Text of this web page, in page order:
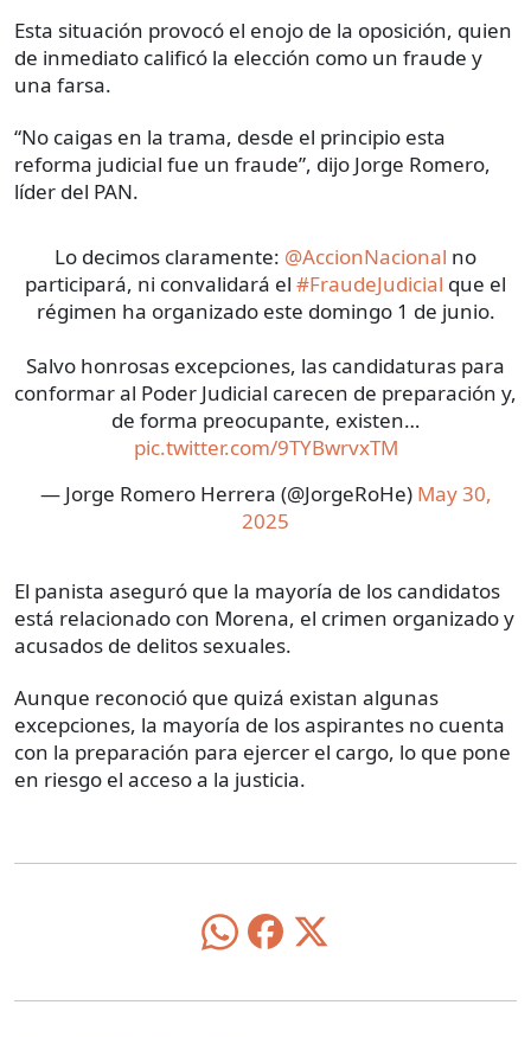
Esta situación provocó el enojo de la oposición, quien
de inmediato calificó la elección como un fraude y
una farsa.
“No caigas en la trama, desde el principio esta
reforma judicial fue un fraude”, dijo Jorge Romero,
líder del PAN.
Lo decimos claramente: @AccionNacional no
participará, ni convalidará el #FraudeJudicial que el
régimen ha organizado este domingo 1 de junio.
Salvo honrosas excepciones, las candidaturas para
conformar al Poder Judicial carecen de preparación y,
de forma preocupante, existen…
pic.twitter.com/9TYBwrvxTM
— Jorge Romero Herrera (@JorgeRoHe) May 30,
2025
El panista aseguró que la mayoría de los candidatos
está relacionado con Morena, el crimen organizado y
acusados de delitos sexuales.
Aunque reconoció que quizá existan algunas
excepciones, la mayoría de los aspirantes no cuenta
con la preparación para ejercer el cargo, lo que pone
en riesgo el acceso a la justicia.